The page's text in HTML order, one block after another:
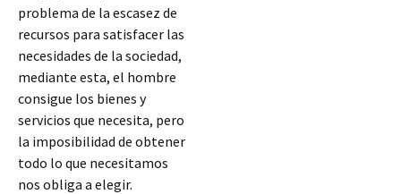
problema de la escasez de
recursos para satisfacer las
necesidades de la sociedad,
mediante esta, el hombre
consigue los bienes y
servicios que necesita, pero
la imposibilidad de obtener
todo lo que necesitamos
nos obliga a elegir.